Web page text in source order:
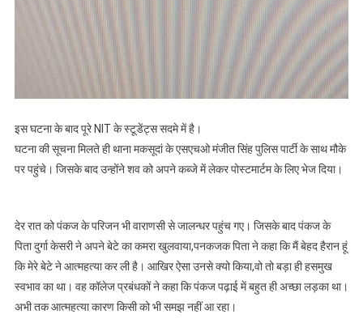
इस घटना के बाद पूरे NIT के स्टूडेंट्स सदमे में है।
घटना की सूचना मिलते ही थाना मकसूदां के एसएचओ मंजीत सिंह पुलिस पार्टी के साथ मौके
पर पहुंचे। जिसके बाद उन्होंने शव को अपने कब्जे में लेकर पोस्टमार्टम के लिए भेज दिया।
देर रात को पंकज के परिजन भी वाराणसी से जालन्धर पहुंच गए। जिसके बाद पंकज के
पिता दुर्गा केसरी ने अपने बेटे का कमरा खुलवाया,पनकजक पिता ने कहा कि मैं बेहद हैरान हूं
कि मेरे बेटे ने आत्महत्या कर ली है। आखिर ऐसा उनसे क्यो किया,वो तो बड़ा ही हसमुख
स्वभाव का था। वह कॉलेज प्रबंधकों ने कहा कि पंकज पढ़ाई में बहुत ही अच्छा लड़का था।
अभी तक आत्महत्या कारण किसी को भी समझ नहीं आ रहा।